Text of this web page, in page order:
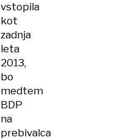
vstopila
kot
zadnja
leta
2013,
bo
medtem
BDP
na
prebivalca